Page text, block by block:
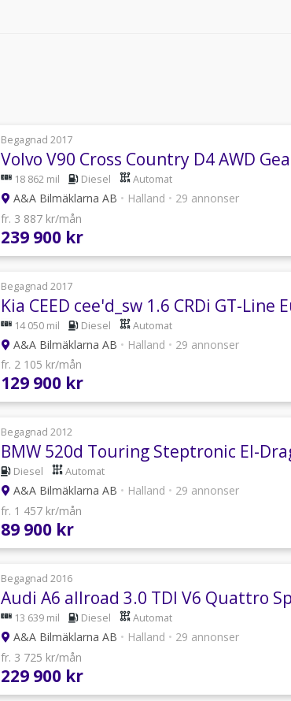
Begagnad 2017
Volvo V90 Cross Country D4 AWD
18 862 mil Diesel Automat
A&A Bilmäklarna AB • Halland • 29 annonser
fr. 3 887 kr/mån
239 900 kr
Begagnad 2017
Kia CEED cee'd_sw 1.6 CRDi GT-Line
14 050 mil Diesel Automat
A&A Bilmäklarna AB • Halland • 29 annonser
fr. 2 105 kr/mån
129 900 kr
Begagnad 2012
BMW 520d Touring Steptronic El-
Diesel Automat
A&A Bilmäklarna AB • Halland • 29 annonser
fr. 1 457 kr/mån
89 900 kr
Begagnad 2016
Audi A6 allroad 3.0 TDI V6 Quattro
13 639 mil Diesel Automat
A&A Bilmäklarna AB • Halland • 29 annonser
fr. 3 725 kr/mån
229 900 kr